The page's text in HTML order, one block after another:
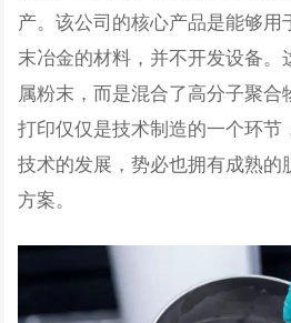
产。该公司的核心产品是能够用
末冶金的材料，并不开发设备
属粉末，而是混合了高分子聚
打印仅仅是技术制造的一个环
技术的发展，势必也拥有成熟
方案。